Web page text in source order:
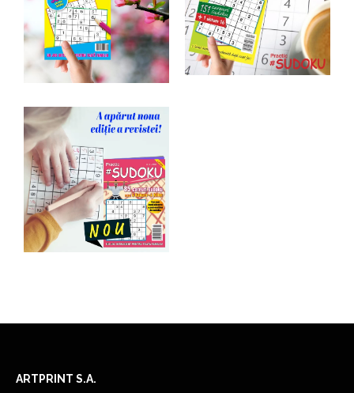
ARTPRINT S.A.